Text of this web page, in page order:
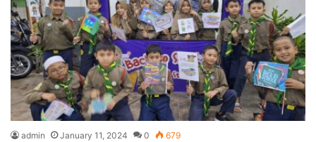
admin January 11, 2024 0 679